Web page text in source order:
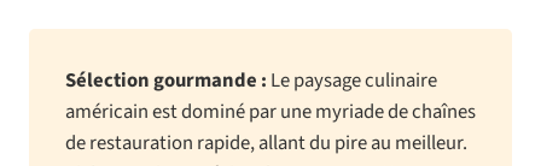
Sélection gourmande : Le paysage culinaire
américain est dominé par une myriade de chaînes
de restauration rapide, allant du pire au meilleur.